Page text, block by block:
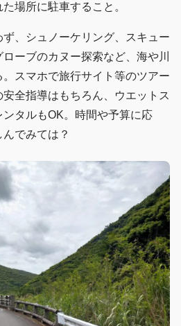
場所に駐車すること。
ず、シュノーケリング、スキュー
ーブのカヌー探索など、海や川
スマホで旅行サイト等のツアー
全指導はもちろん、ウエットス
タルもOK。時間や予算に応
でみては？